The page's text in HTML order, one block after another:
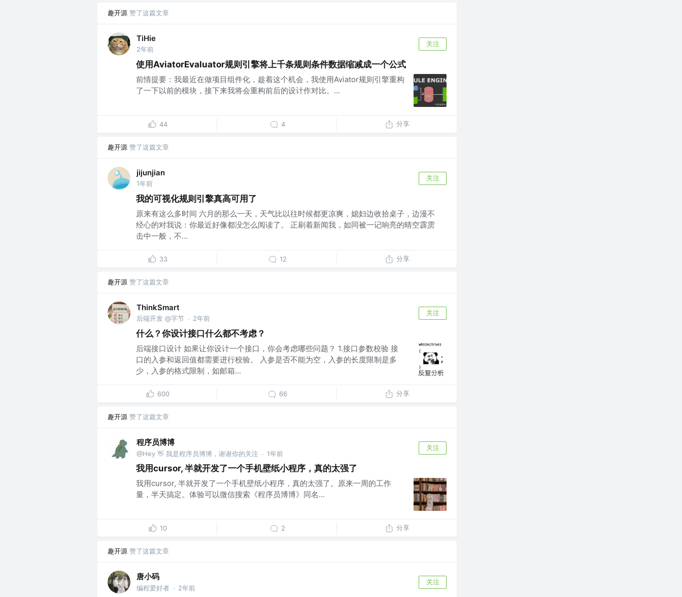
趣开源 赞了这篇文章
TiHie
2年前
关注
使用AviatorEvaluator规则引擎将上千条规则条件数据缩减成一个公式
前情提要：我最近在做项目组件化，趁着这个机会，我使用Aviator规则引擎重构
了一下以前的模块，接下来我将会重构前后的设计作对比。...
44 4 分享
趣开源 赞了这篇文章
jijunjian
1年前
关注
我的可视化规则引擎真高可用了
原来有这么多时间 六月的那么一天，天气比以往时候都更凉爽，媳妇边收拾桌子，边漫不
经心的对我说：你最近好像都没怎么阅读了。 正刷着新闻我，如同被一记响亮的晴空霹雳
击中一般，不...
33 12 分享
趣开源 赞了这篇文章
ThinkSmart
后端开发 @字节 · 2年前
关注
什么？你设计接口什么都不考虑？
后端接口设计 如果让你设计一个接口，你会考虑哪些问题？ 1.接口参数校验 接
口的入参和返回值都需要进行校验。 入参是否不能为空，入参的长度限制是多
少，入参的格式限制，如邮箱...
600 66 分享
趣开源 赞了这篇文章
程序员博博
@Hey 👋 我是程序员博博，谢谢你的关注 · 1年前
关注
我用cursor, 半就开发了一个手机壁纸小程序，真的太强了
我用cursor, 半就开发了一个手机壁纸小程序，真的太强了。原来一周的工作
量，半天搞定。体验可以微信搜索《程序员博博》同名...
10 2 分享
趣开源 赞了这篇文章
唐小码
编程爱好者 · 2年前
关注